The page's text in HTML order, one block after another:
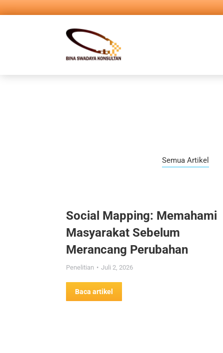
Semua Artikel
Social Mapping: Memahami
Masyarakat Sebelum
Merancang Perubahan
Penelitian Juli 2, 2026
Baca artikel